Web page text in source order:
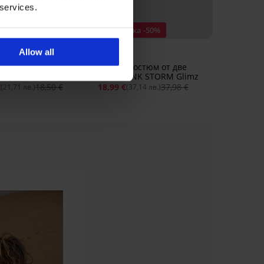
Allow all
на бански костюм
(21,71 лв.)18,50 €
Отстъпка -50%
Бански костюм от две
части PINK STORM Glimz
18,99 €(37,14 лв.)37,98 €